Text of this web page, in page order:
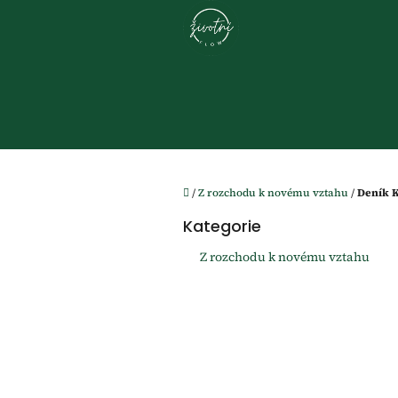
Domů
/Z rozchodu k novému vztahu/Deník
oPřeskočit
Kategorie
Z rozchodu k novému vztahu